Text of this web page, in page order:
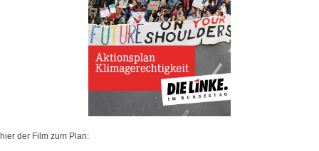
hier der Film zum Plan: